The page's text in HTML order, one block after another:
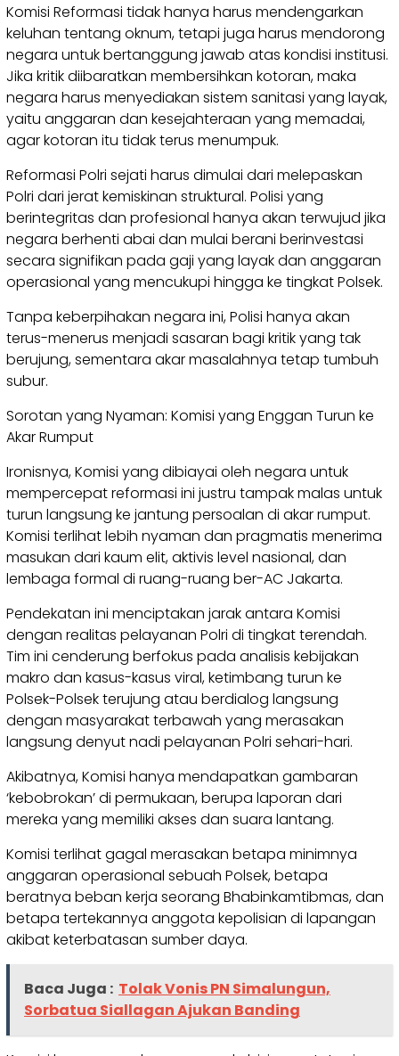
Komisi Reformasi tidak hanya harus mendengarkan
keluhan tentang oknum, tetapi juga harus mendorong
negara untuk bertanggung jawab atas kondisi institusi.
Jika kritik diibaratkan membersihkan kotoran, maka
negara harus menyediakan sistem sanitasi yang layak,
yaitu anggaran dan kesejahteraan yang memadai,
agar kotoran itu tidak terus menumpuk.
Reformasi Polri sejati harus dimulai dari melepaskan
Polri dari jerat kemiskinan struktural. Polisi yang
berintegritas dan profesional hanya akan terwujud jika
negara berhenti abai dan mulai berani berinvestasi
secara signifikan pada gaji yang layak dan anggaran
operasional yang mencukupi hingga ke tingkat Polsek.
Tanpa keberpihakan negara ini, Polisi hanya akan
terus-menerus menjadi sasaran bagi kritik yang tak
berujung, sementara akar masalahnya tetap tumbuh
subur.
Sorotan yang Nyaman: Komisi yang Enggan Turun ke
Akar Rumput
Ironisnya, Komisi yang dibiayai oleh negara untuk
mempercepat reformasi ini justru tampak malas untuk
turun langsung ke jantung persoalan di akar rumput.
Komisi terlihat lebih nyaman dan pragmatis menerima
masukan dari kaum elit, aktivis level nasional, dan
lembaga formal di ruang-ruang ber-AC Jakarta.
Pendekatan ini menciptakan jarak antara Komisi
dengan realitas pelayanan Polri di tingkat terendah.
Tim ini cenderung berfokus pada analisis kebijakan
makro dan kasus-kasus viral, ketimbang turun ke
Polsek-Polsek terujung atau berdialog langsung
dengan masyarakat terbawah yang merasakan
langsung denyut nadi pelayanan Polri sehari-hari.
Akibatnya, Komisi hanya mendapatkan gambaran
‘kebobrokan’ di permukaan, berupa laporan dari
mereka yang memiliki akses dan suara lantang.
Komisi terlihat gagal merasakan betapa minimnya
anggaran operasional sebuah Polsek, betapa
beratnya beban kerja seorang Bhabinkamtibmas, dan
betapa tertekannya anggota kepolisian di lapangan
akibat keterbatasan sumber daya.
Baca Juga : Tolak Vonis PN Simalungun,
Sorbatua Siallagan Ajukan Banding